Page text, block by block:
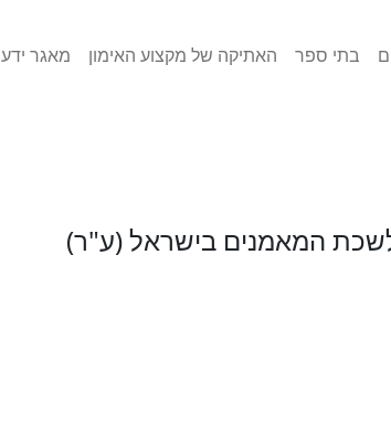
בתי ספר האתיקה של מקצוע האימון מאגר ידע
המאמנים בישראל (ע"ר)